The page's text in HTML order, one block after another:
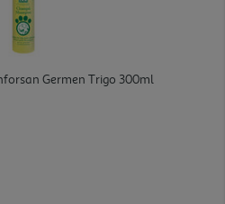
Germen Trigo 300ml